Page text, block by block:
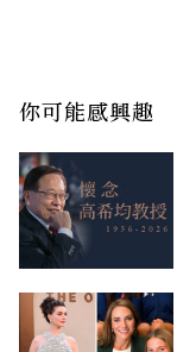
你可能感興趣